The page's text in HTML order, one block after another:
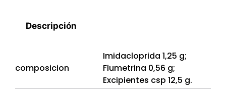
Descripción
composicion
Imidacloprida 1,25 g;
Flumetrina 0,56 g;
Excipientes csp 12,5 g.